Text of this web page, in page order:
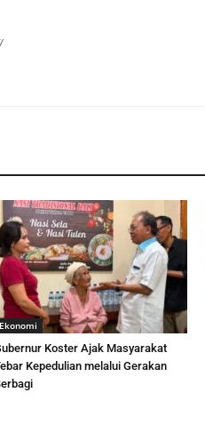
Ekonomi
Koster Ajak Masyarakat
Kepedulian melalui Gerakan